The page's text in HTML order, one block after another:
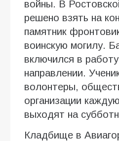
войны. В
решено взять на
памятник
воинскую могилу.
включился в
направлении.
волонтеры,
организации
выходят на
Кладбище в